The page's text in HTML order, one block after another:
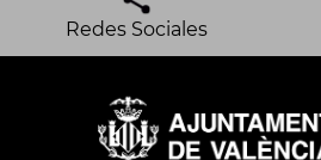
Redes Sociales